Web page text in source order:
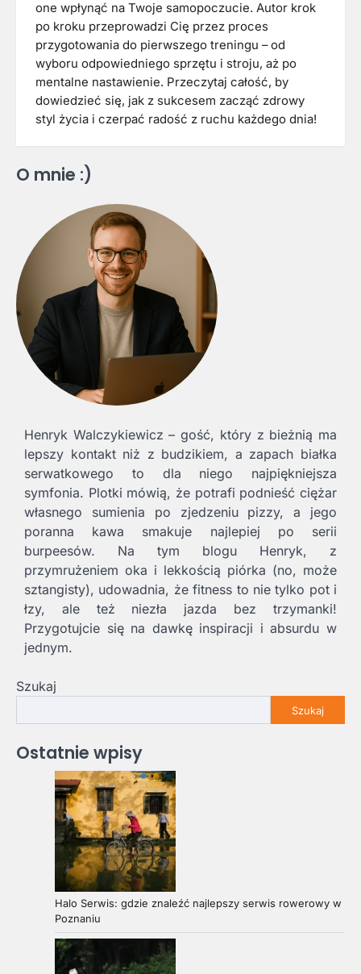
one wpłynąć na Twoje samopoczucie. Autor krok
po kroku przeprowadzi Cię przez proces
przygotowania do pierwszego treningu – od
wyboru odpowiedniego sprzętu i stroju, aż po
mentalne nastawienie. Przeczytaj całość, by
dowiedzieć się, jak z sukcesem zacząć zdrowy
styl życia i czerpać radość z ruchu każdego dnia!
O mnie :)
Henryk Walczykiewicz – gość, który z bieżnią ma
lepszy kontakt niż z budzikiem, a zapach białka
serwatkowego to dla niego najpiękniejsza
symfonia. Plotki mówią, że potrafi podnieść ciężar
własnego sumienia po zjedzeniu pizzy, a jego
poranna kawa smakuje najlepiej po serii
burpeesów. Na tym blogu Henryk, z
przymrużeniem oka i lekkością piórka (no, może
sztangisty), udowadnia, że fitness to nie tylko pot i
łzy, ale też niezła jazda bez trzymanki!
Przygotujcie się na dawkę inspiracji i absurdu w
jednym.
Szukaj
Szukaj
Ostatnie wpisy
Halo Serwis: gdzie znaleźć najlepszy serwis rowerowy w
Poznaniu